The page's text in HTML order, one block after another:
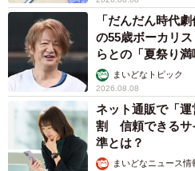
「だんだん時代
の55歳ボーカリ
らとの「夏祭り
まいどなトピック
2026.08.08
ネット通販で「
割 信頼できるサ
準とは？
まいどなニュース情